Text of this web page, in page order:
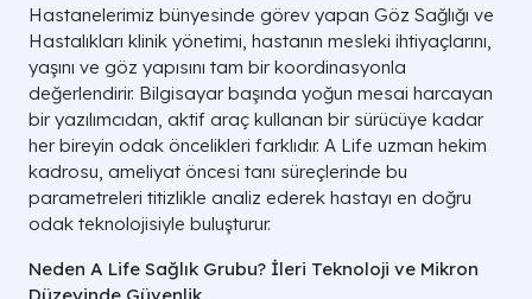
Hastanelerimiz bünyesinde görev yapan Göz Sağlığı ve
Hastalıkları klinik yönetimi, hastanın mesleki ihtiyaçlarını,
yaşını ve göz yapısını tam bir koordinasyonla
değerlendirir. Bilgisayar başında yoğun mesai harcayan
bir yazılımcıdan, aktif araç kullanan bir sürücüye kadar
her bireyin odak öncelikleri farklıdır. A Life uzman hekim
kadrosu, ameliyat öncesi tanı süreçlerinde bu
parametreleri titizlikle analiz ederek hastayı en doğru
odak teknolojisiyle buluşturur.
Neden A Life Sağlık Grubu? İleri Teknoloji ve Mikron